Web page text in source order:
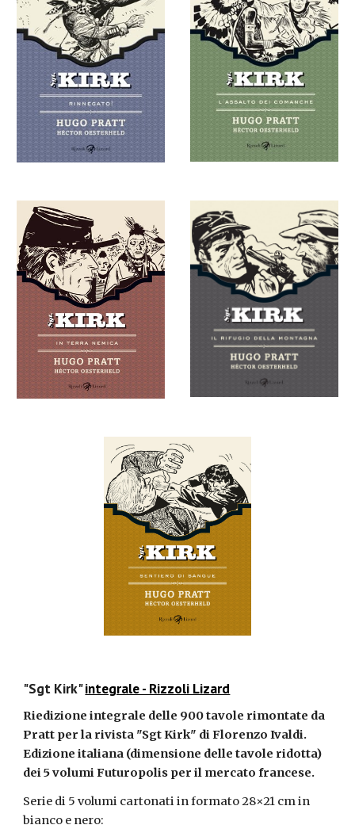
"Sgt Kirk" integrale - Rizzoli Lizard
Riedizione integrale delle 900 tavole rimontate da
Pratt per la rivista "Sgt Kirk" di Florenzo Ivaldi.
Edizione italiana (dimensione delle tavole ridotta)
dei 5 volumi Futuropolis per il mercato francese.
Serie di 5 volumi cartonati in formato 28×21 cm in
bianco e nero: